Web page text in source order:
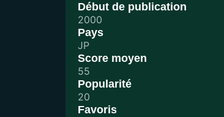
Début de publication
2000
Pays
JP
Score moyen
55
Popularité
20
Favoris